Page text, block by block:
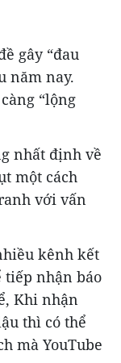
gây “đau
năm nay.
“lộng
nhất định về
một cách
với vấn
kênh kết
nhận báo
Khi nhận
thì có thể
mà YouTube